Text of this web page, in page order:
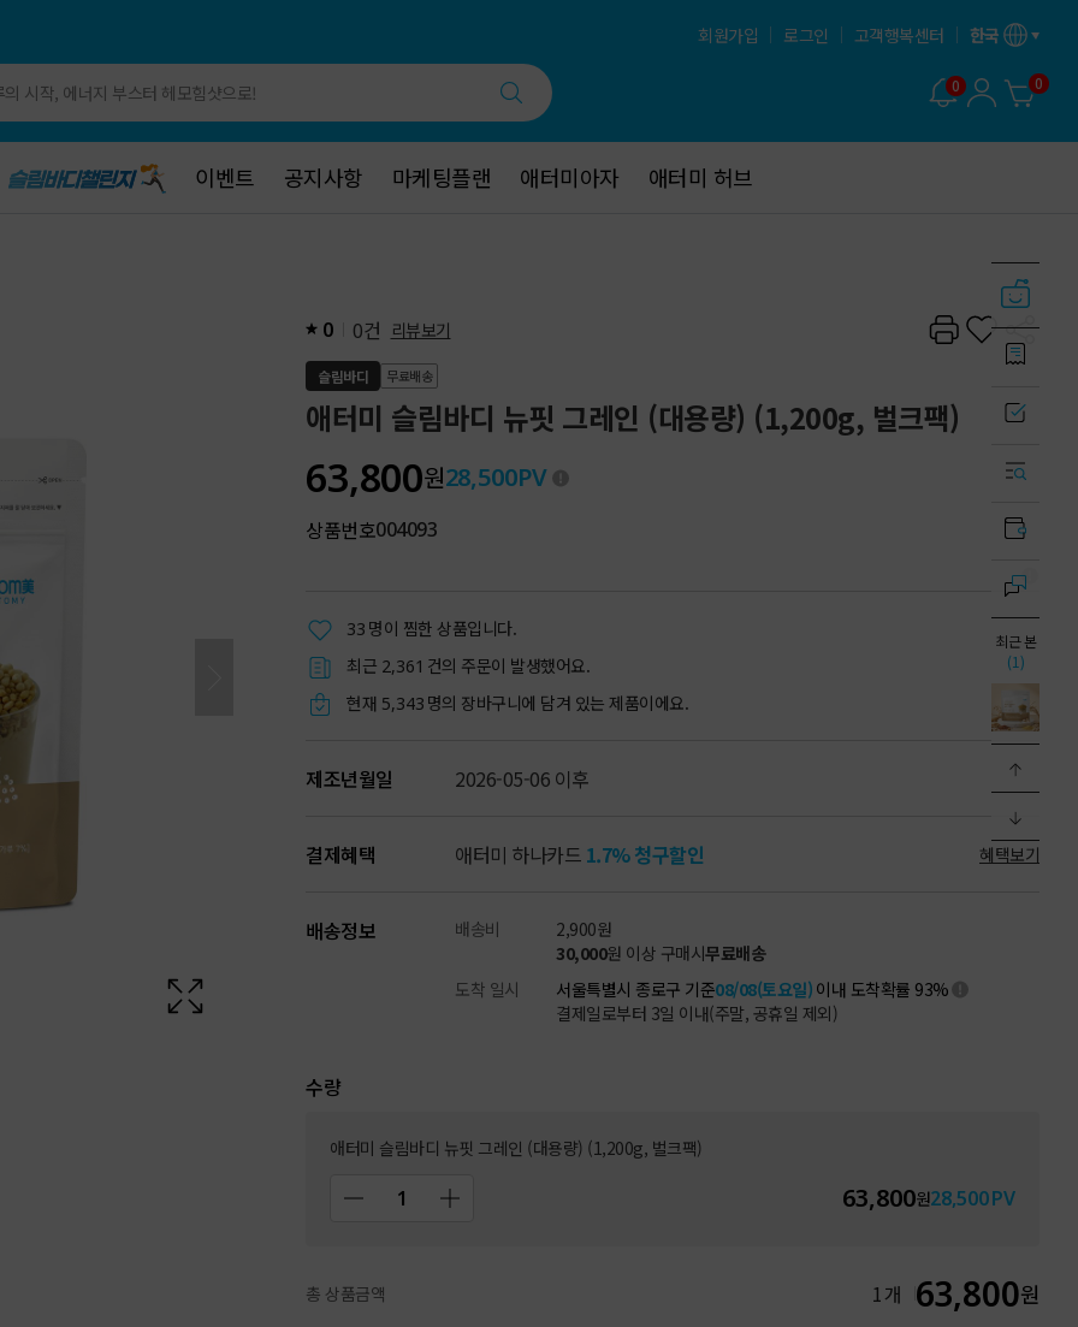
회원가입 로그인 고객행복센터 한국
의 시작, 에너지 부스터 헤모힘샷으로! 0 0
이벤트
이벤트 공지사항
공지사항 마케팅플랜
마케팅플랜 애터미아자
애터미아자 애터미 허브
애터미 허브
0 0건 리뷰보기
슬림바디 무료배송
애터미 슬림바디 뉴핏 그레인 (대용량) (1,200g, 벌크팩)
63,800원28,500PV
상품번호004093
33 명이 찜한 상품입니다.
최근 2,361 건의 주문이 발생했어요.
현재 5,343 명의 장바구니에 담겨 있는 제품이에요.
제조년월일 2026-05-06 이후
결제혜택 애터미 하나카드 1.7% 청구할인 혜택보기
배송정보 배송비 2,900원
30,000원 이상 구매시무료배송
도착 일시
서울특별시 종로구 기준08/08(토요일) 이내 도착확률 93%
결제일로부터 3일 이내(주말, 공휴일 제외)
수량
애터미 슬림바디 뉴핏 그레인 (대용량) (1,200g, 벌크팩)
63,800원28,500PV
총 상품금액 1개 63,800원
최근 본
(1)